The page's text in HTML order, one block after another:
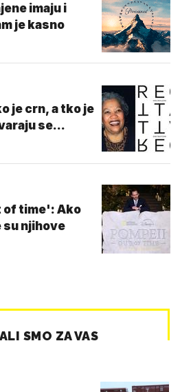
imaju i
je kasno
je crn, a tko je
se...
of time': Ako
su njihove